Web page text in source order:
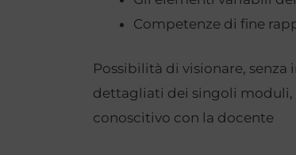
Competenze di fine
Possibilità di visionare,
dettagliati dei singoli
conoscitivo con la docente